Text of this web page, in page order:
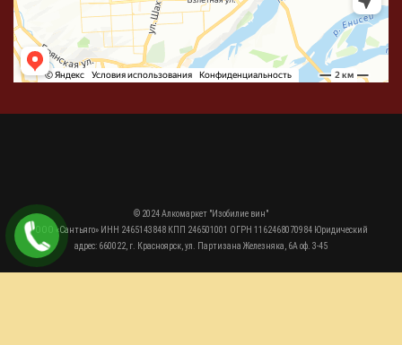
© 2024 Алкомаркет "Изобилие вин"
ООО «Сантьяго» ИНН 2465143848 КПП 246501001 ОГРН 1162468070984 Юридический
адрес: 660022, г. Красноярск, ул. Партизана Железняка, 6А оф. 3-45